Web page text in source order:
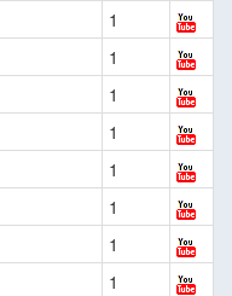
1
1
1
1
1
1
1
1